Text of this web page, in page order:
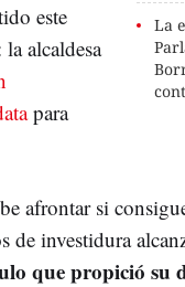
La
este
alcaldesa
para
afrontar si
de investidura
que propició su